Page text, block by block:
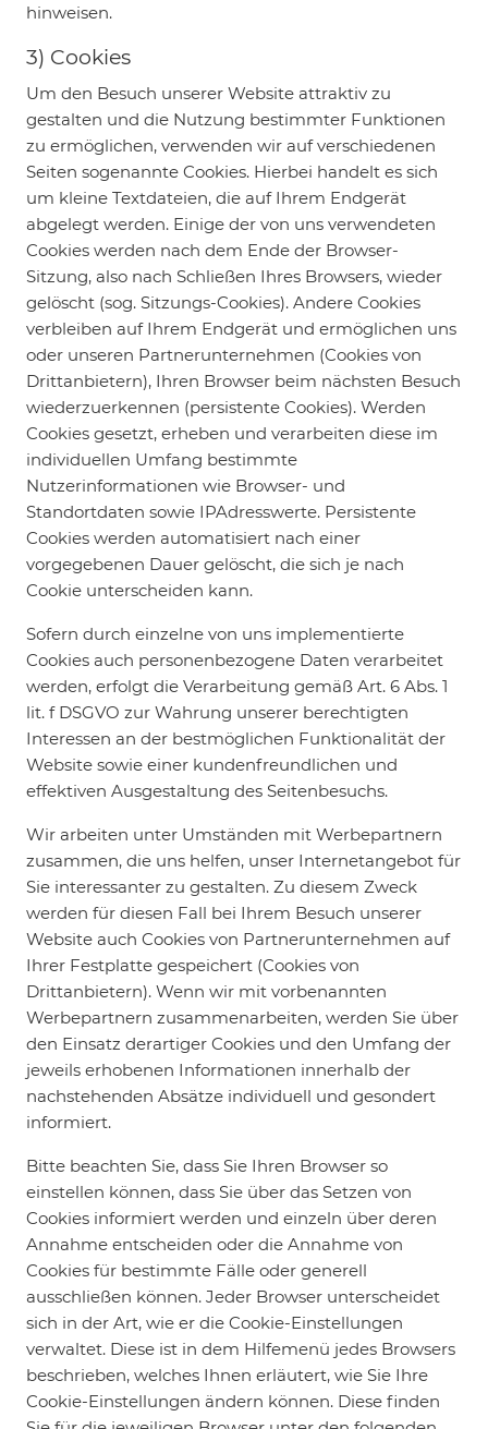
hinweisen.
3) Cookies
Um den Besuch unserer Website attraktiv zu
gestalten und die Nutzung bestimmter Funktionen
zu ermöglichen, verwenden wir auf verschiedenen
Seiten sogenannte Cookies. Hierbei handelt es sich
um kleine Textdateien, die auf Ihrem Endgerät
abgelegt werden. Einige der von uns verwendeten
Cookies werden nach dem Ende der Browser-
Sitzung, also nach Schließen Ihres Browsers, wieder
gelöscht (sog. Sitzungs-Cookies). Andere Cookies
verbleiben auf Ihrem Endgerät und ermöglichen uns
oder unseren Partnerunternehmen (Cookies von
Drittanbietern), Ihren Browser beim nächsten Besuch
wiederzuerkennen (persistente Cookies). Werden
Cookies gesetzt, erheben und verarbeiten diese im
individuellen Umfang bestimmte
Nutzerinformationen wie Browser- und
Standortdaten sowie IPAdresswerte. Persistente
Cookies werden automatisiert nach einer
vorgegebenen Dauer gelöscht, die sich je nach
Cookie unterscheiden kann.
Sofern durch einzelne von uns implementierte
Cookies auch personenbezogene Daten verarbeitet
werden, erfolgt die Verarbeitung gemäß Art. 6 Abs. 1
lit. f DSGVO zur Wahrung unserer berechtigten
Interessen an der bestmöglichen Funktionalität der
Website sowie einer kundenfreundlichen und
effektiven Ausgestaltung des Seitenbesuchs.
Wir arbeiten unter Umständen mit Werbepartnern
zusammen, die uns helfen, unser Internetangebot für
Sie interessanter zu gestalten. Zu diesem Zweck
werden für diesen Fall bei Ihrem Besuch unserer
Website auch Cookies von Partnerunternehmen auf
Ihrer Festplatte gespeichert (Cookies von
Drittanbietern). Wenn wir mit vorbenannten
Werbepartnern zusammenarbeiten, werden Sie über
den Einsatz derartiger Cookies und den Umfang der
jeweils erhobenen Informationen innerhalb der
nachstehenden Absätze individuell und gesondert
informiert.
Bitte beachten Sie, dass Sie Ihren Browser so
einstellen können, dass Sie über das Setzen von
Cookies informiert werden und einzeln über deren
Annahme entscheiden oder die Annahme von
Cookies für bestimmte Fälle oder generell
ausschließen können. Jeder Browser unterscheidet
sich in der Art, wie er die Cookie-Einstellungen
verwaltet. Diese ist in dem Hilfemenü jedes Browsers
beschrieben, welches Ihnen erläutert, wie Sie Ihre
Cookie-Einstellungen ändern können. Diese finden